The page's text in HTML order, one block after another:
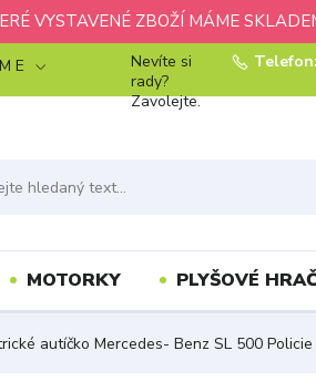
VYSTAVENÉ ZBOŽÍ MÁME
E
Nevíte si
rady?
Zavolejte.
MOTORKY PLYŠOVÉ
autíčko Mercedes- Benz SL 500